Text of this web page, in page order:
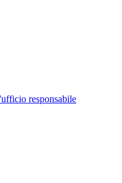
responsabile